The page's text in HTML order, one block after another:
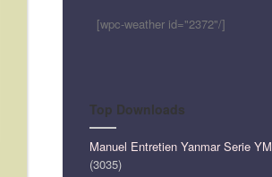
[wpc-weather id="2372"/]
Top Downloads
Manuel Entretien Yanmar Serie YM
(3035)